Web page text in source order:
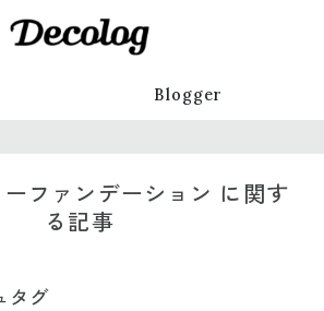
Blogger
ファンデーション に関す
る記事
タグ